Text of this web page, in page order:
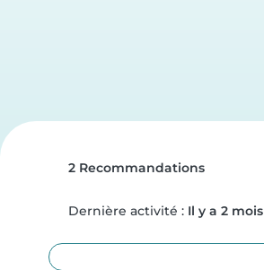
2 Recommandations
Dernière activité : Il y a 2 mois